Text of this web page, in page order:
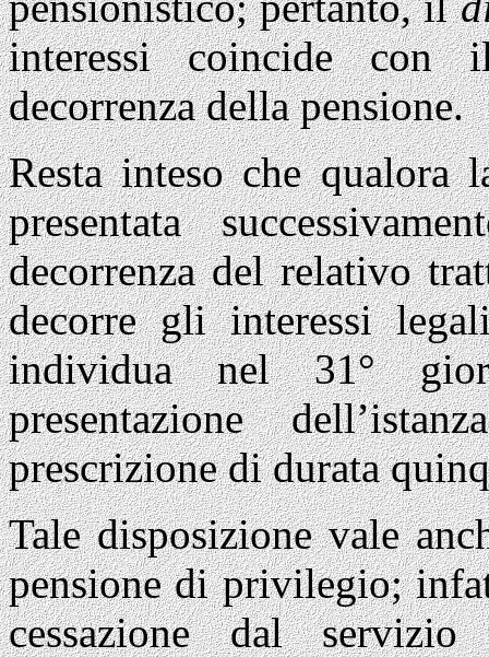
interessi coincide con
decorrenza della pensione.
Resta inteso che qualora
presentata
decorrenza del relativo
decorre gli interessi
individua nel 31°
presentazione
prescrizione di durata
Tale disposizione vale
pensione di privilegio;
cessazione dal